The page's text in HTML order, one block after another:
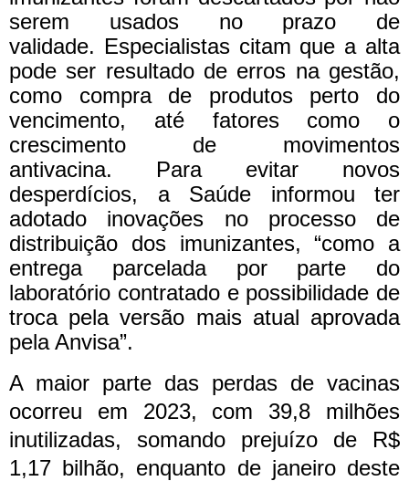
serem usados no prazo de
validade. Especialistas citam que a alta
pode ser resultado de erros na gestão,
como compra de produtos perto do
vencimento, até fatores como o
crescimento de movimentos
antivacina. Para evitar novos
desperdícios, a Saúde informou ter
adotado inovações no processo de
distribuição dos imunizantes, “como a
entrega parcelada por parte do
laboratório contratado e possibilidade de
troca pela versão mais atual aprovada
pela Anvisa”.
A maior parte das perdas de vacinas
ocorreu em 2023, com 39,8 milhões
inutilizadas, somando prejuízo de R$
1,17 bilhão, enquanto de janeiro deste